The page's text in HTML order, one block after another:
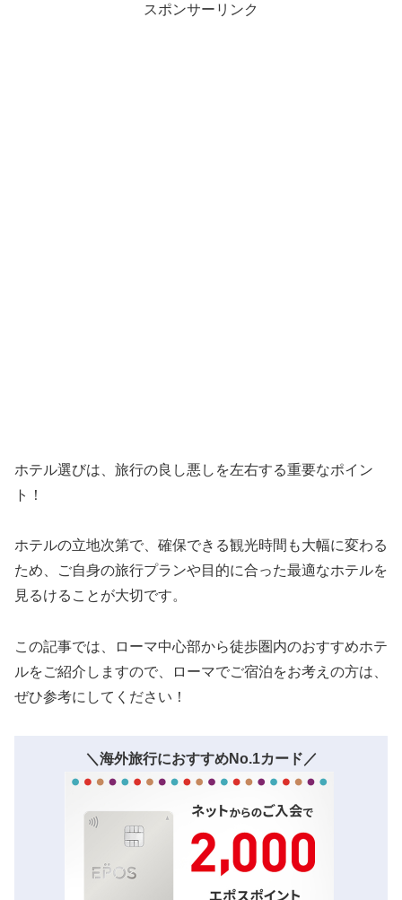
スポンサーリンク
ホテル選びは、旅行の良し悪しを左右する重要なポイン
ト！
ホテルの立地次第で、確保できる観光時間も大幅に変わる
ため、ご自身の旅行プランや目的に合った最適なホテルを
見るけることが大切です。
この記事では、ローマ中心部から徒歩圏内のおすすめホテ
ルをご紹介しますので、ローマでご宿泊をお考えの方は、
ぜひ参考にしてください！
＼海外旅行におすすめNo.1カード／